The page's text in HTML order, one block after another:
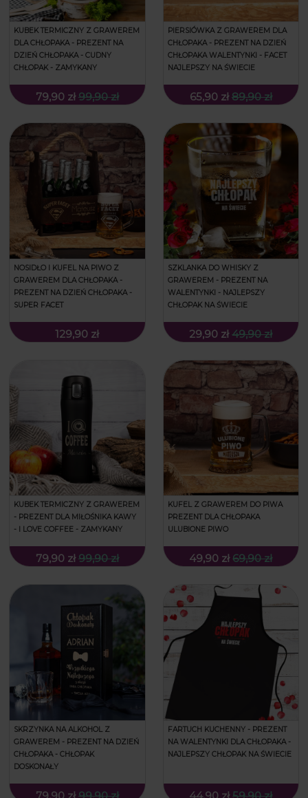
KUBEK TERMICZNY Z GRAWEREM
DLA CHŁOPAKA - PREZENT NA
DZIEŃ CHŁOPAKA - CUDNY
CHŁOPAK - ZAMYKANY
79,90 zł 99,90 zł
PIERSIÓWKA Z GRAWEREM DLA
CHŁOPAKA - PREZENT NA DZIEŃ
CHŁOPAKA WALENTYNKI - FACET
NAJLEPSZY NA ŚWIECIE
65,90 zł 89,90 zł
NOSIDŁO I KUFEL NA PIWO Z
GRAWEREM DLA CHŁOPAKA -
PREZENT NA DZIEŃ CHŁOPAKA -
SUPER FACET
129,90 zł
SZKLANKA DO WHISKY Z
GRAWEREM - PREZENT NA
WALENTYNKI - NAJLEPSZY
CHŁOPAK NA ŚWIECIE
29,90 zł 49,90 zł
KUBEK TERMICZNY Z GRAWEREM
- PREZENT DLA MIŁOŚNIKA KAWY
- I LOVE COFFEE - ZAMYKANY
79,90 zł 99,90 zł
KUFEL Z GRAWEREM DO PIWA
PREZENT DLA CHŁOPAKA
ULUBIONE PIWO
49,90 zł 69,90 zł
SKRZYNKA NA ALKOHOL Z
GRAWEREM - PREZENT NA DZIEŃ
CHŁOPAKA - CHŁOPAK
DOSKONAŁY
FARTUCH KUCHENNY - PREZENT
NA WALENTYNKI DLA CHŁOPAKA -
NAJLEPSZY CHŁOPAK NA ŚWIECIE